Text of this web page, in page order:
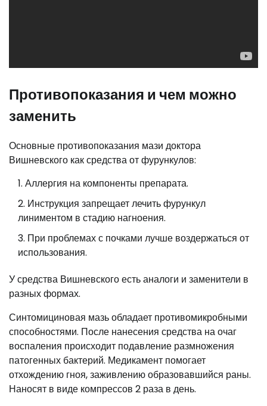
Противопоказания и чем можно
заменить
Основные противопоказания мази доктора
Вишневского как средства от фурункулов:
Аллергия на компоненты препарата.
Инструкция запрещает лечить фурункул
линиментом в стадию нагноения.
При проблемах с почками лучше воздержаться от
использования.
У средства Вишневского есть аналоги и заменители в
разных формах.
Синтомициновая мазь обладает противомикробными
способностями. После нанесения средства на очаг
воспаления происходит подавление размножения
патогенных бактерий. Медикамент помогает
отхождению гноя, заживлению образовавшийся раны.
Наносят в виде компрессов 2 раза в день.